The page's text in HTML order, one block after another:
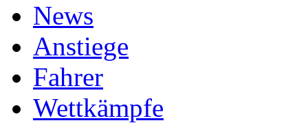
News
Anstiege
Fahrer
Wettkämpfe